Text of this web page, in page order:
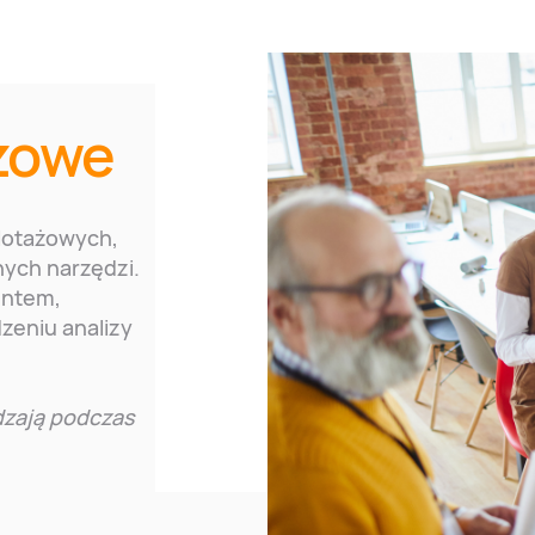
narzędzi.
analizy
podczas